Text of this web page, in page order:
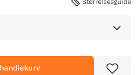
Størrelsesguide